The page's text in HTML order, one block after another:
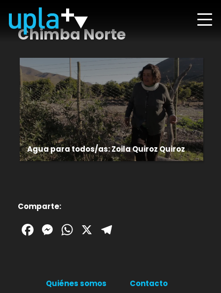
Chimba Norte
Agua para todos/as: Zoila Quiroz Quiroz
Comparte:
Facebook
Messenger
WhatsApp
X
Quiénes somos Contacto